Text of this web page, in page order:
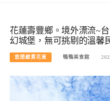
花蓮壽豐鄉。境外漂流~
幻城堡，無可挑剔的溫馨
悠閒縱貫花東 鴨鴨美食館